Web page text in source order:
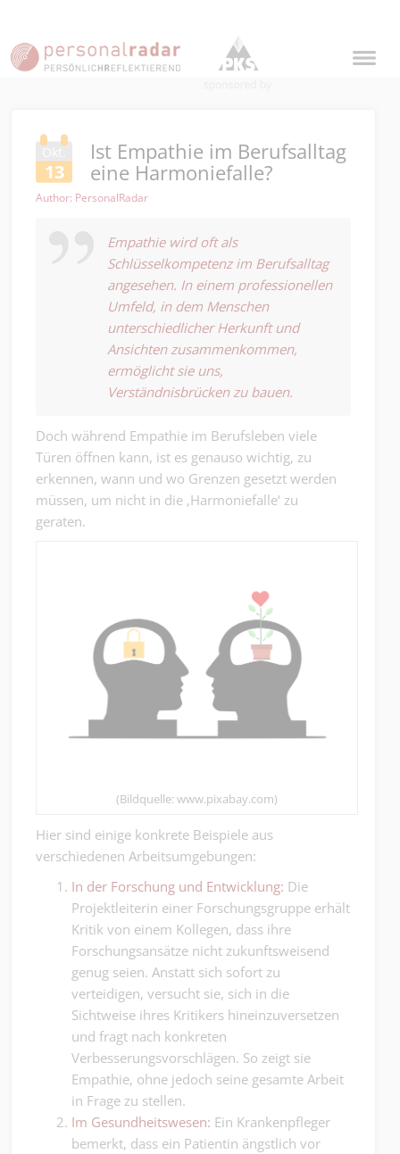
Okt.
13
Ist Empathie im Berufsalltag
eine Harmoniefalle?
Author: PersonalRadar
Empathie wird oft als
Schlüsselkompetenz im Berufsalltag
angesehen. In einem professionellen
Umfeld, in dem Menschen
unterschiedlicher Herkunft und
Ansichten zusammenkommen,
ermöglicht sie uns,
Verständnisbrücken zu bauen.
Doch während Empathie im Berufsleben viele
Türen öffnen kann, ist es genauso wichtig, zu
erkennen, wann und wo Grenzen gesetzt werden
müssen, um nicht in die ‚Harmoniefalle‘ zu
geraten.
(Bildquelle: www.pixabay.com)
Hier sind einige konkrete Beispiele aus
verschiedenen Arbeitsumgebungen:
In der Forschung und Entwicklung: Die
Projektleiterin einer Forschungsgruppe erhält
Kritik von einem Kollegen, dass ihre
Forschungsansätze nicht zukunftsweisend
genug seien. Anstatt sich sofort zu
verteidigen, versucht sie, sich in die
Sichtweise ihres Kritikers hineinzuversetzen
und fragt nach konkreten
Verbesserungsvorschlägen. So zeigt sie
Empathie, ohne jedoch seine gesamte Arbeit
in Frage zu stellen.
Im Gesundheitswesen: Ein Krankenpfleger
bemerkt, dass ein Patientin ängstlich vor